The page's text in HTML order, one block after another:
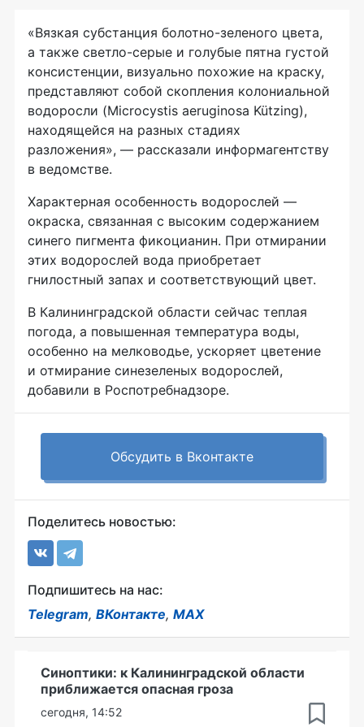
«Вязкая субстанция болотно-зеленого цвета,
а также светло-серые и голубые пятна густой
консистенции, визуально похожие на краску,
представляют собой скопления колониальной
водоросли (Microcystis aeruginosa Kützing),
находящейся на разных стадиях
разложения», — рассказали информагентству
в ведомстве.
Характерная особенность водорослей —
окраска, связанная с высоким содержанием
синего пигмента фикоцианин. При отмирании
этих водорослей вода приобретает
гнилостный запах и соответствующий цвет.
В Калининградской области сейчас теплая
погода, а повышенная температура воды,
особенно на мелководье, ускоряет цветение
и отмирание синезеленых водорослей,
добавили в Роспотребнадзоре.
Обсудить в Вконтакте
Поделитесь новостью:
Подпишитесь на нас:
Telegram, ВКонтакте, MAX
Синоптики: к Калининградской области
приближается опасная гроза
сегодня, 14:52